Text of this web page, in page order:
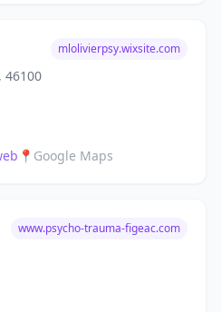
46100
mlolivierpsy.wixsite.com
📍 Google Maps
www.psycho-trauma-figeac.com